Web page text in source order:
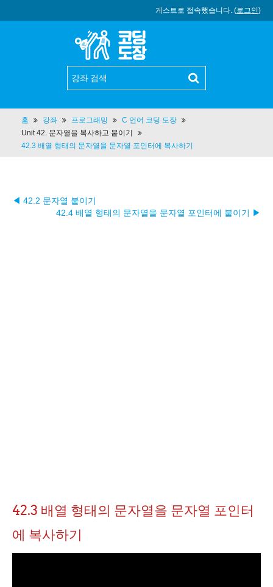
게스트로 접속했습니다. (로그인)
홈 강좌 프로그래밍
C 언어 코딩 도장
Unit 42. 문자열을 복사하고 붙이기
42.3 배열 형태의 문자열을 문자열 포인터에 복사하기
◀ 42.2 문자열 붙이기
42.4 배열 형태의 문자열을 문자열 포인터에 붙이기 ▶︎
42.3 배열 형태의 문자열을 문자열 포인터
에 복사하기